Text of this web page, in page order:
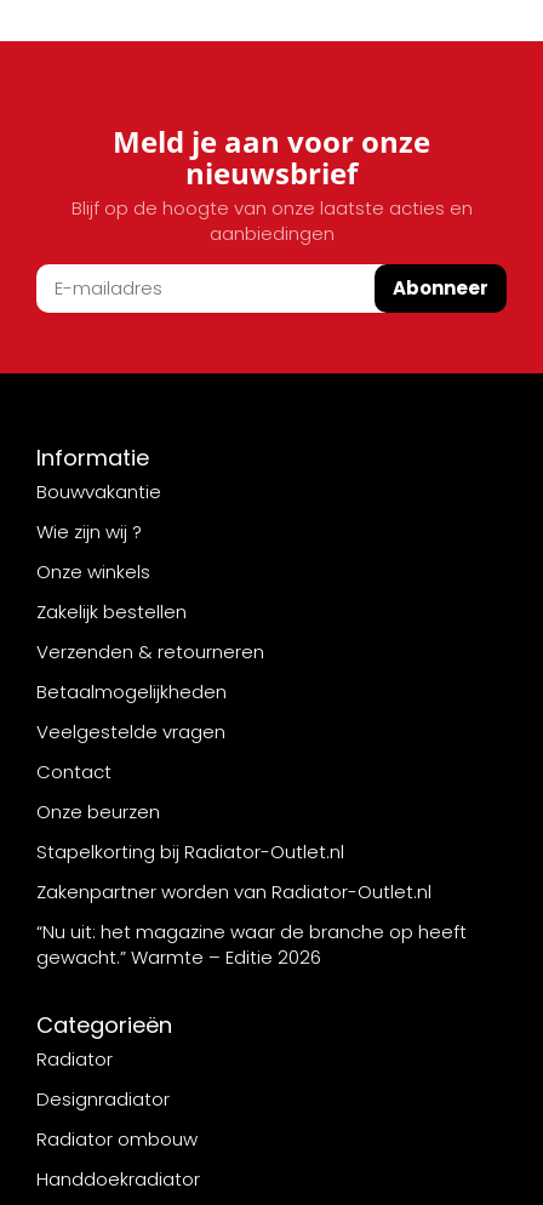
Meld je aan voor onze
nieuwsbrief
Blijf op de hoogte van onze laatste acties en
aanbiedingen
Abonneer
Informatie
Bouwvakantie
Wie zijn wij ?
Onze winkels
Zakelijk bestellen
Verzenden & retourneren
Betaalmogelijkheden
Veelgestelde vragen
Contact
Onze beurzen
Stapelkorting bij Radiator-Outlet.nl
Zakenpartner worden van Radiator-Outlet.nl
“Nu uit: het magazine waar de branche op heeft
gewacht.” Warmte – Editie 2026
Categorieën
Radiator
Designradiator
Radiator ombouw
Handdoekradiator